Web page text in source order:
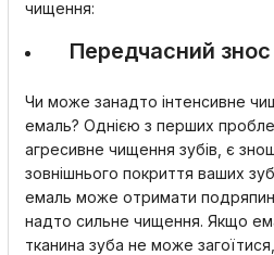
чищення:
Передчасний знос
Чи може занадто інтенсивне
емаль? Однією з перших
агресивне чищення зубів, є
зовнішнього покриття ваших
емаль може отримати
надто сильне чищення. Якщо
тканина зуба не може